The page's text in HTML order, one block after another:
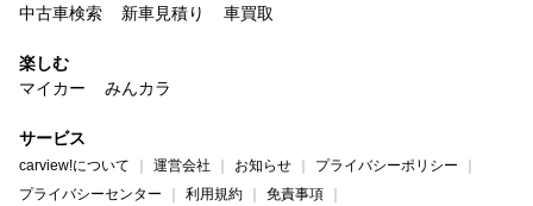
中古車検索
新車見積り 車買取
楽しむ
マイカー
みんカラ
サービス
carview!について 運営会社 お知らせ
プライバシーポリシー
プライバシーセンター
利用規約
免責事項